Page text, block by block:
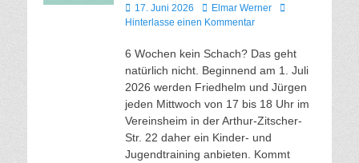
Veröffentlicht
am
17. Juni 2026 AutorElmar Werner
Hinterlasse einen Kommentar
6 Wochen kein Schach? Das geht
natürlich nicht. Beginnend am 1. Juli
2026 werden Friedhelm und Jürgen
jeden Mittwoch von 17 bis 18 Uhr im
Vereinsheim in der Arthur-Zitscher-
Str. 22 daher ein Kinder- und
Jugendtraining anbieten. Kommt